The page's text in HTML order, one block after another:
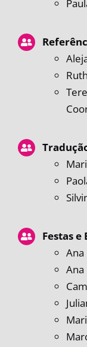
Festas e
Ana
Ana